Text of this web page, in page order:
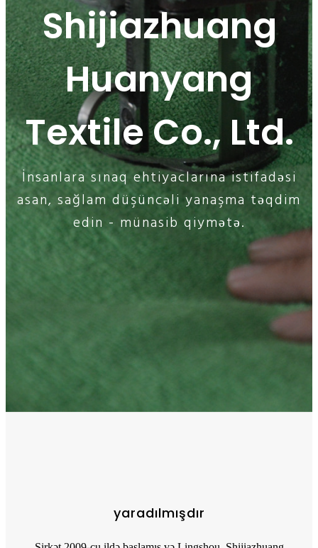
Shijiazhuang
Huanyang
Textile Co., Ltd.
İnsanlara sınaq ehtiyaclarına istifadəsi
asan, sağlam düşüncəli yanaşma təqdim
edin - münasib qiymətə.
yaradılmışdır